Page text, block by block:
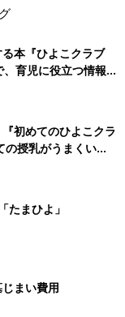
本『ひよこクラブ
育児に役立つ情報が
初めてのひよこクラ
の授乳がうまくい
のトラブル 解決テ
たまひよ」
まい費用